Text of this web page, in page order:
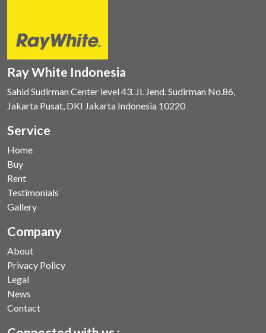
Ray White Indonesia
Sahid Sudirman Center level 43. Jl. Jend. Sudirman No.86,
Jakarta Pusat, DKI Jakarta Indonesia 10220
Service
Home
Buy
Rent
Testimonials
Gallery
Company
About
Privacy Policy
Legal
News
Contact